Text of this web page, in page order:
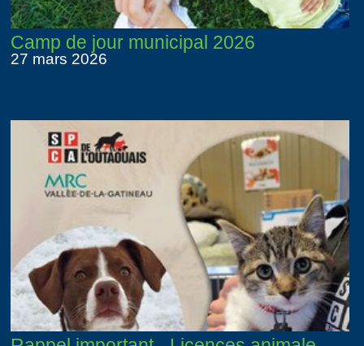
Camp de jour municipal 2026
27 mars 2026